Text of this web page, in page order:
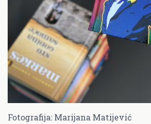
Fotografija: Marijana Matijević